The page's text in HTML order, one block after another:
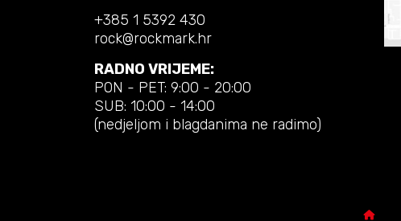
+385 1 5392 430
rock@rockmark.hr
RADNO VRIJEME:
PON - PET: 9:00 - 20:00
SUB: 10:00 - 14:00
(nedjeljom i blagdanima ne radimo)